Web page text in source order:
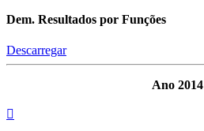
Dem. Resultados por Funções
Descarregar
Ano 2014